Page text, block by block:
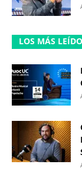
LOS MÁS LEÍDO